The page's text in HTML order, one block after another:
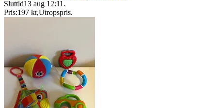
Sluttid13 aug 12:11 .
Pris:197 kr,Utropspris.